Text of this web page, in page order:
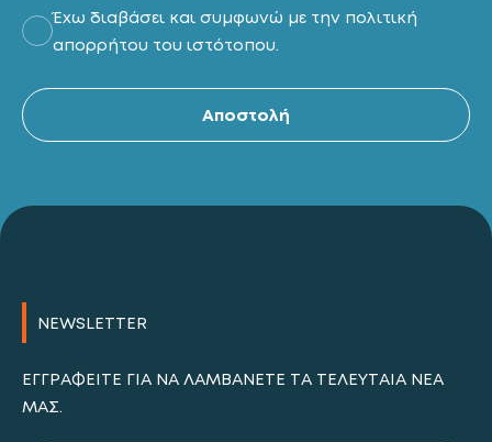
Έχω διαβάσει και συμφωνώ με την πολιτική
απορρήτου του ιστότοπου.
Αποστολή
NEWSLETTER
ΕΓΓΡΑΦΕΊΤΕ ΓΙΑ ΝΑ ΛΑΜΒΆΝΕΤΕ ΤΑ ΤΕΛΕΥΤΑΊΑ ΝΈΑ
ΜΑΣ.